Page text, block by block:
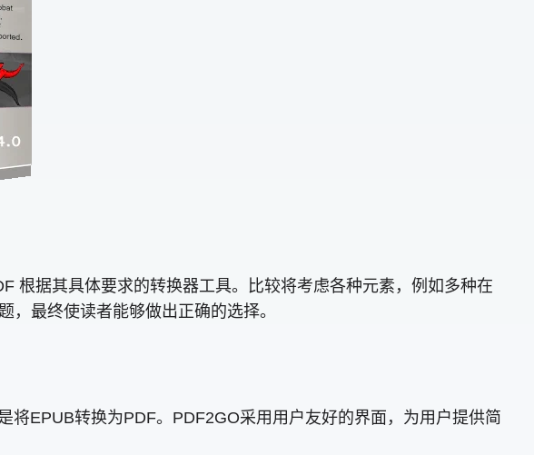
根据其具体要求的转换器工具。比较将考虑各种元素，例如多种在
最终使读者能够做出正确的选择。
EPUB转换为PDF。PDF2GO采用用户友好的界面，为用户提供简